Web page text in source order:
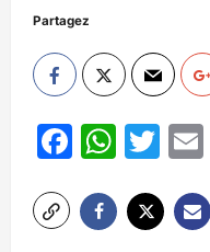
Partagez